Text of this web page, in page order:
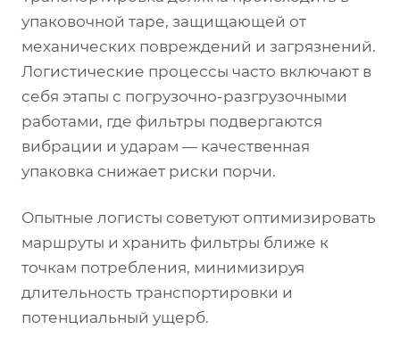
упаковочной таре, защищающей от
механических повреждений и загрязнений.
Логистические процессы часто включают в
себя этапы с погрузочно-разгрузочными
работами, где фильтры подвергаются
вибрации и ударам — качественная
упаковка снижает риски порчи.
Опытные логисты советуют оптимизировать
маршруты и хранить фильтры ближе к
точкам потребления, минимизируя
длительность транспортировки и
потенциальный ущерб.